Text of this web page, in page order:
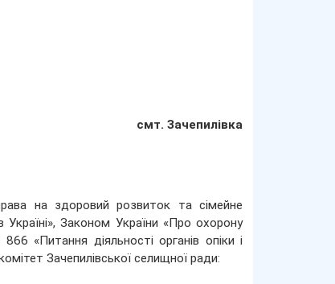
смт. Зачепилівка
на здоровий розвиток та сімейне
Законом України «Про охорону
«Питання діяльності органів опіки і
Зачепилівської селищної ради: